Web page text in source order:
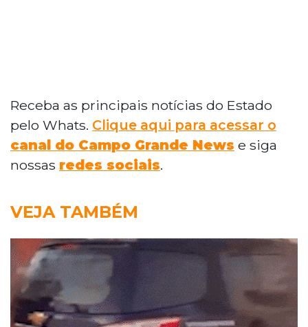
Receba as principais notícias do Estado
pelo Whats. Clique aqui para acessar o
canal do Campo Grande News e siga
nossas redes sociais.
VEJA TAMBÉM